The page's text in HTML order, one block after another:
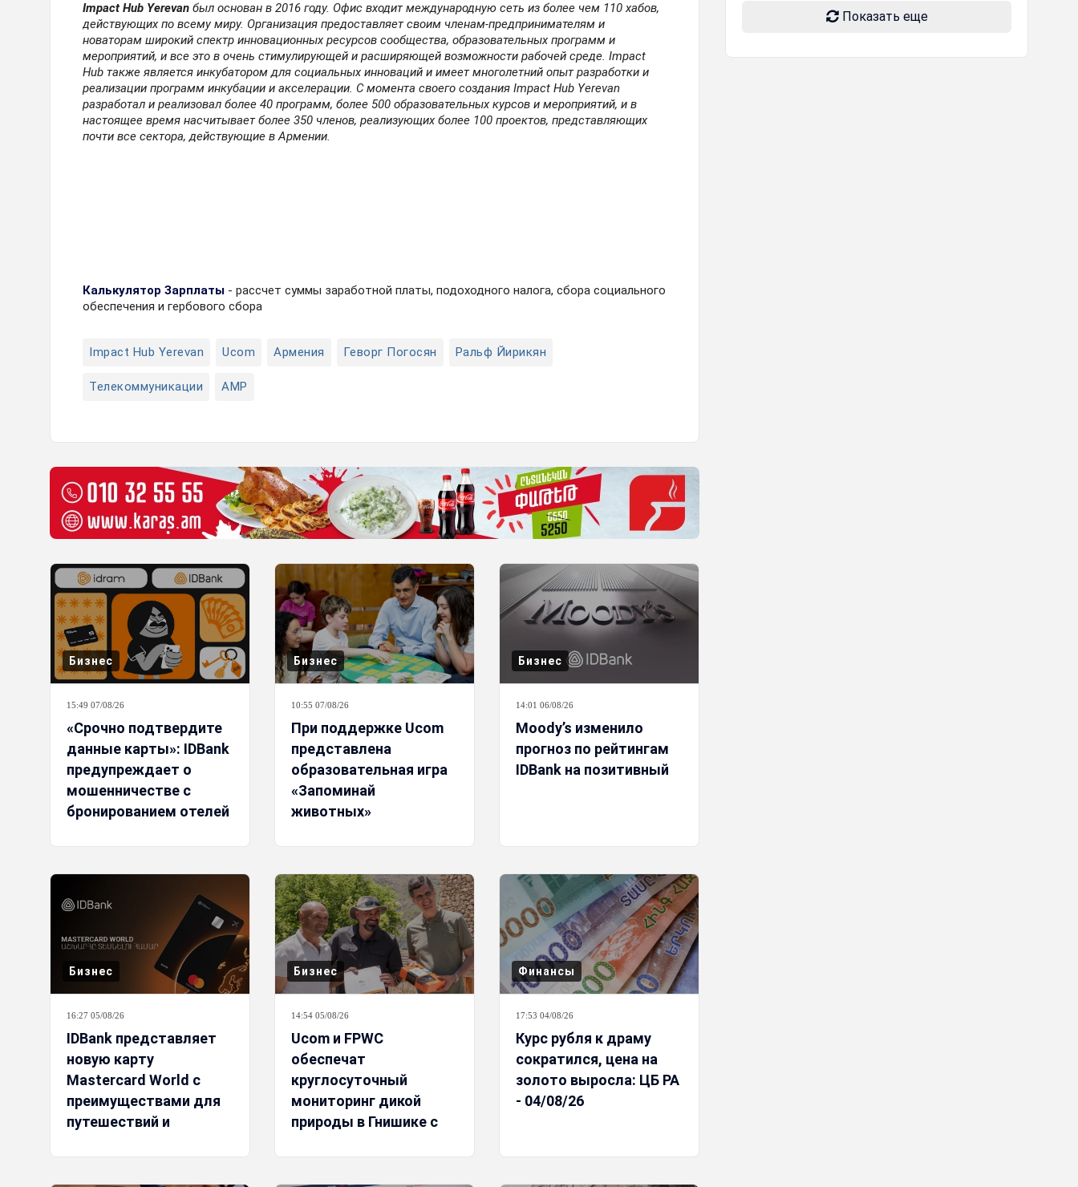
Impact Hub Yerevan был основан в 2016 году. Офис входит международную сеть из более чем 110 хабов,
действующих по всему миру. Организация предоставляет своим членам-предпринимателям и
новаторам широкий спектр инновационных ресурсов сообщества, образовательных программ и
мероприятий, и все это в очень стимулирующей и расширяющей возможности рабочей среде. Impact
Hub также является инкубатором для социальных инноваций и имеет многолетний опыт разработки и
реализации программ инкубации и акселерации. С момента своего создания Impact Hub Yerevan
разработал и реализовал более 40 программ, более 500 образовательных курсов и мероприятий, и в
настоящее время насчитывает более 350 членов, реализующих более 100 проектов, представляющих
почти все сектора, действующие в Армении.
Калькулятор Зарплаты - рассчет суммы заработной платы, подоходного налога, сбора социального
обеспечения и гербового сбора
Impact Hub Yerevan Ucom Армения Геворг Погосян Ральф Йирикян
Телекоммуникации AMP
Показать еще
Бизнес
15:49 07/08/26
«Срочно подтвердите
данные карты»: IDBank
предупреждает о
мошенничестве с
бронированием отелей
Бизнес
10:55 07/08/26
При поддержке Ucom
представлена
образовательная игра
«Запоминай
животных»
Бизнес
14:01 06/08/26
Moody’s изменило
прогноз по рейтингам
IDBank на позитивный
Бизнес
16:27 05/08/26
IDBank представляет
новую карту
Mastercard World с
преимуществами для
путешествий и
Бизнес
14:54 05/08/26
Ucom и FPWC
обеспечат
круглосуточный
мониторинг дикой
природы в Гнишике с
Финансы
17:53 04/08/26
Курс рубля к драму
сократился, цена на
золото выросла: ЦБ РА
- 04/08/26